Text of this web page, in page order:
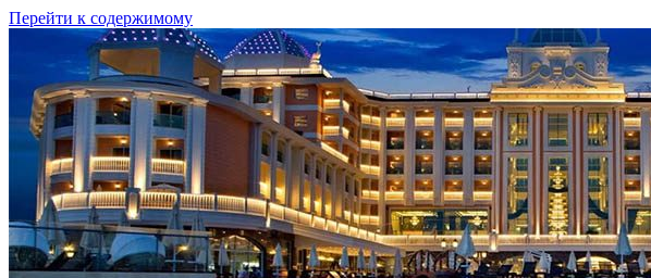
Перейти к содержимому